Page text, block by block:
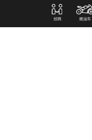
招商 燃油车